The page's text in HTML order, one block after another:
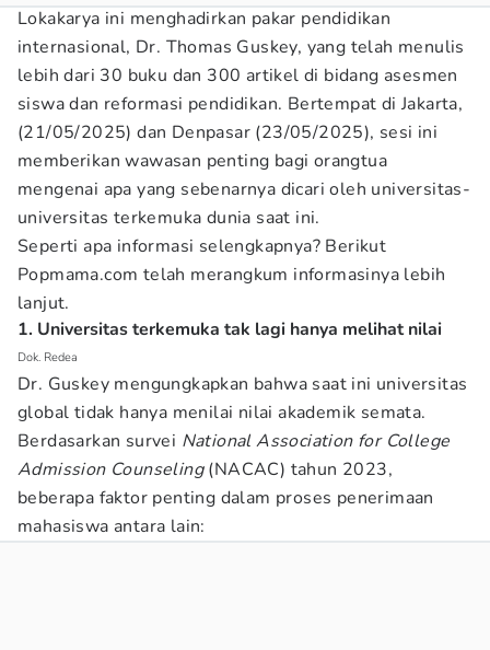
Lokakarya ini menghadirkan pakar pendidikan
internasional, Dr. Thomas Guskey, yang telah menulis
lebih dari 30 buku dan 300 artikel di bidang asesmen
siswa dan reformasi pendidikan. Bertempat di Jakarta,
(21/05/2025) dan Denpasar (23/05/2025), sesi ini
memberikan wawasan penting bagi orangtua
mengenai apa yang sebenarnya dicari oleh universitas-
universitas terkemuka dunia saat ini.
Seperti apa informasi selengkapnya? Berikut
Popmama.com telah merangkum informasinya lebih
lanjut.
1. Universitas terkemuka tak lagi hanya melihat nilai
Dok. Redea
Dr. Guskey mengungkapkan bahwa saat ini universitas
global tidak hanya menilai nilai akademik semata.
Berdasarkan survei National Association for College
Admission Counseling(NACAC) tahun 2023,
beberapa faktor penting dalam proses penerimaan
mahasiswa antara lain: